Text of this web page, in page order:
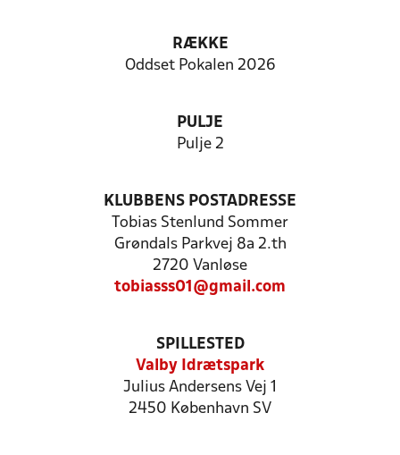
RÆKKE
Oddset Pokalen 2026
PULJE
Pulje 2
KLUBBENS POSTADRESSE
Tobias Stenlund Sommer
Grøndals Parkvej 8a 2.th
2720 Vanløse
tobiasss01@gmail.com
SPILLESTED
Valby Idrætspark
Julius Andersens Vej 1
2450 København SV